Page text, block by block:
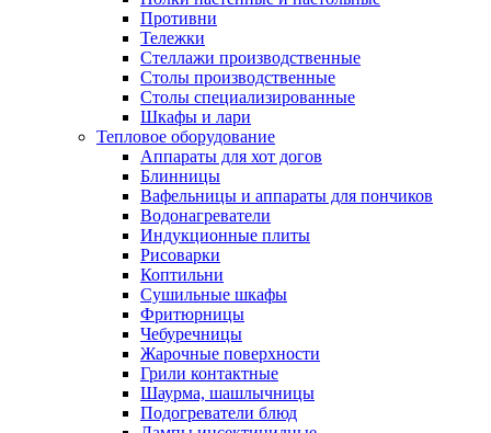
Противни
Тележки
Стеллажи производственные
Столы производственные
Столы специализированные
Шкафы и лари
Тепловое оборудование
Аппараты для хот догов
Блинницы
Вафельницы и аппараты для пончиков
Водонагреватели
Индукционные плиты
Рисоварки
Коптильни
Сушильные шкафы
Фритюрницы
Чебуречницы
Жарочные поверхности
Грили контактные
Шаурма, шашлычницы
Подогреватели блюд